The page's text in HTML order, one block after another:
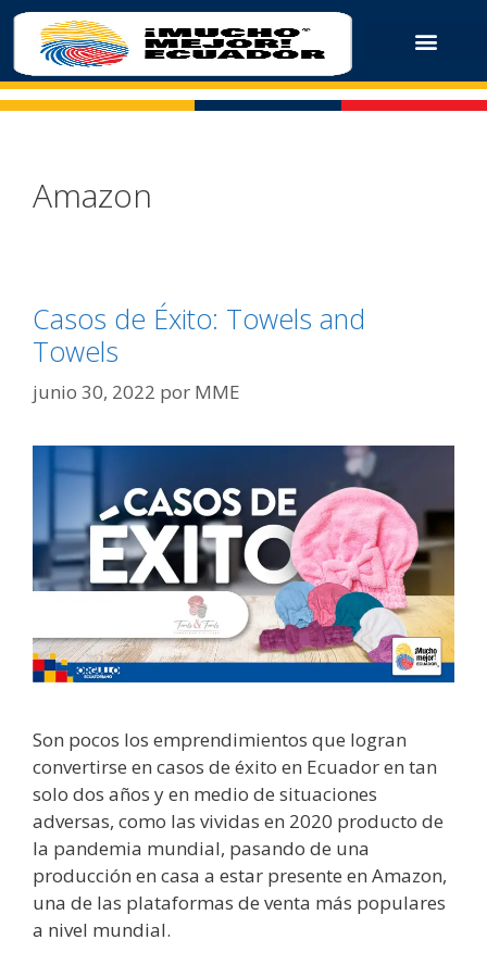
Amazon
Casos de Éxito: Towels and
Towels
junio 30, 2022 por MME
Son pocos los emprendimientos que logran
convertirse en casos de éxito en Ecuador en tan
solo dos años y en medio de situaciones
adversas, como las vividas en 2020 producto de
la pandemia mundial, pasando de una
producción en casa a estar presente en Amazon,
una de las plataformas de venta más populares
a nivel mundial.